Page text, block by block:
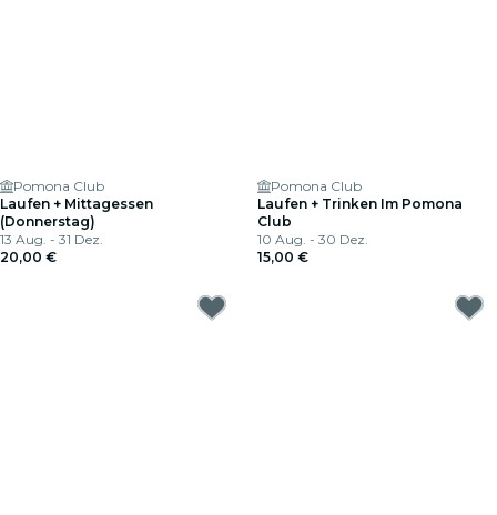
Pomona Club
Laufen + Mittagessen
(Donnerstag)
13 Aug. - 31 Dez.
20,00 €
Pomona Club
Laufen + Trinken Im Pomona
Club
10 Aug. - 30 Dez.
15,00 €